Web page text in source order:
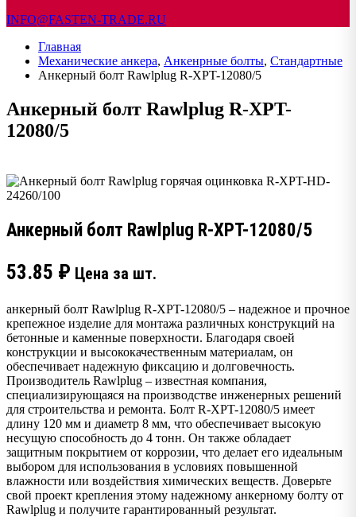
INFO@FASTEN-TRADE.RU
Главная
Механические анкера, Анкенрные болты, Стандартные
Анкерный болт Rawlplug R-XPT-12080/5
Анкерный болт Rawlplug R-XPT-
12080/5
Анкерный болт Rawlplug R-XPT-12080/5
53.85 ₽ Цена за шт.
анкерный болт Rawlplug R-XPT-12080/5 – надежное и прочное
крепежное изделие для монтажа различных конструкций на
бетонные и каменные поверхности. Благодаря своей
конструкции и высококачественным материалам, он
обеспечивает надежную фиксацию и долговечность.
Производитель Rawlplug – известная компания,
специализирующаяся на производстве инженерных решений
для строительства и ремонта. Болт R-XPT-12080/5 имеет
длину 120 мм и диаметр 8 мм, что обеспечивает высокую
несущую способность до 4 тонн. Он также обладает
защитным покрытием от коррозии, что делает его идеальным
выбором для использования в условиях повышенной
влажности или воздействия химических веществ. Доверьте
свой проект крепления этому надежному анкерному болту от
Rawlplug и получите гарантированный результат.